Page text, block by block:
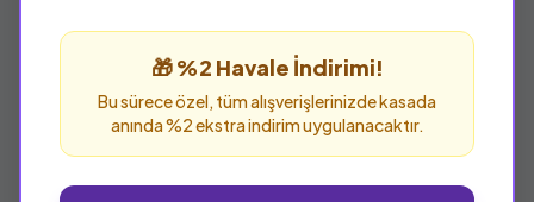
🎁 %2 Havale İndirimi!
Bu sürece özel, tüm alışverişlerinizde kasada
anında %2 ekstra indirim uygulanacaktır.
Medine Yayıncılık yayınevine ait tüm eserleri bu
sayfada inceleyebilir ve güvenle sipariş